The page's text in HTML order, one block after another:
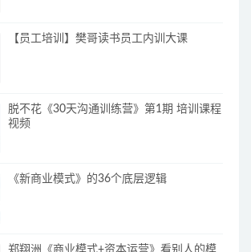
【员工培训】樊哥读书员工内训大课
脱不花《30天沟通训练营》第1期 培训课程
视频
《新商业模式》的36个底层逻辑
郑翔洲《商业模式+资本运营》看别人的模